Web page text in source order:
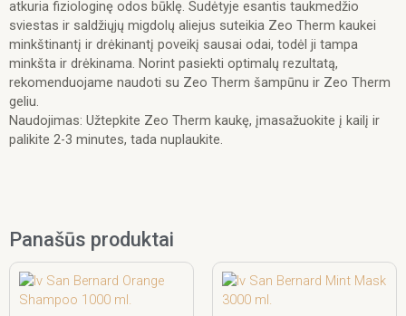
Mask
1000
ml.
atkuria fiziologinę odos būklę. Sudėtyje esantis taukmedžio
sviestas ir saldžiųjų migdolų aliejus suteikia Zeo Therm kaukei
minkštinantį ir drėkinantį poveikį sausai odai, todėl ji tampa
minkšta ir drėkinama. Norint pasiekti optimalų rezultatą,
rekomenduojame naudoti su Zeo Therm šampūnu ir Zeo Therm
geliu.
Naudojimas: Užtepkite Zeo Therm kaukę, įmasažuokite į kailį ir
palikite 2-3 minutes, tada nuplaukite.
Panašūs produktai